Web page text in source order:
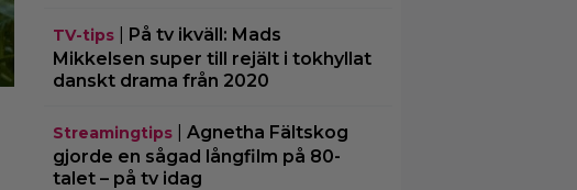
TV-tips| På tv ikväll: Mads
Mikkelsen super till rejält i tokhyllat
danskt drama från 2020
Streamingtips| Agnetha Fältskog
gjorde en sågad långfilm på 80-
talet – på tv idag